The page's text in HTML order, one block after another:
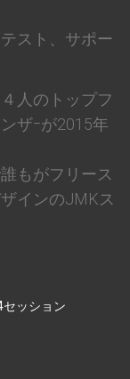
スト、サポー
人のトップフ
ザｰが2015年
もがフリース
インのJMKス
ッション